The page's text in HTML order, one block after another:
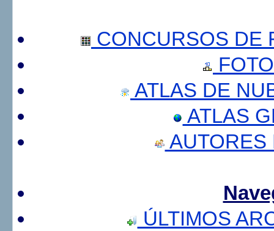
CONCURSOS DE
ATLAS DE
ATLAS
AUTORES
ÚLTIMOS